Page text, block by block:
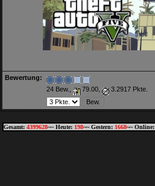
Bewertung:
24 Bew.,
79.00, 3.2917 Pkte.
Gesamt: 4399628~~ Heute: 198~~ Gestern: 1668~~ Online: